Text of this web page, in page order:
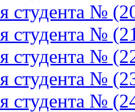
студента №
студента №
студента №
студента №
студента №